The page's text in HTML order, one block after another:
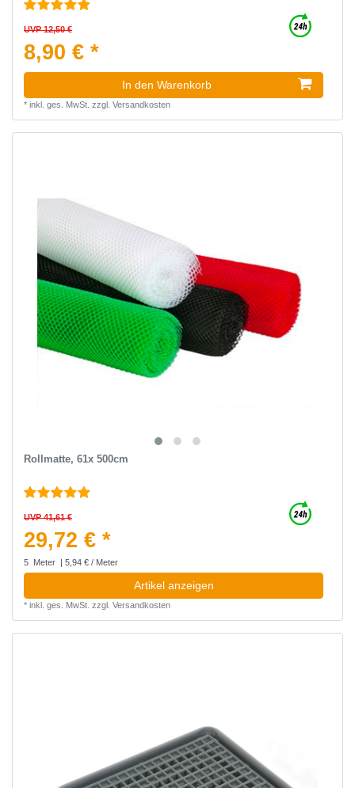
UVP 12,50 €
8,90 € *
In den Warenkorb
* inkl. ges. MwSt. zzgl. Versandkosten
Rollmatte, 61x 500cm
UVP 41,61 €
29,72 € *
5 Meter | 5,94 € / Meter
Artikel anzeigen
* inkl. ges. MwSt. zzgl. Versandkosten